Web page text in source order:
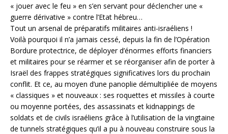
« jouer avec le feu » en s’en servant pour déclencher une «
guerre dérivative » contre l’Etat hébreu…
Tout un arsenal de préparatifs militaires anti-israéliens !
Voilà pourquoi il n’a jamais cessé, depuis la fin de l’Opération
Bordure protectrice, de déployer d’énormes efforts financiers
et militaires pour se réarmer et se réorganiser afin de porter à
Israël des frappes stratégiques significatives lors du prochain
conflit. Et ce, au moyen d’une panoplie démultipliée de moyens
« classiques » et nouveaux : ses roquettes et missiles à courte
ou moyenne portées, des assassinats et kidnappings de
soldats et de civils israéliens grâce à l’utilisation de la vingtaine
de tunnels stratégiques qu’il a pu à nouveau construire sous la